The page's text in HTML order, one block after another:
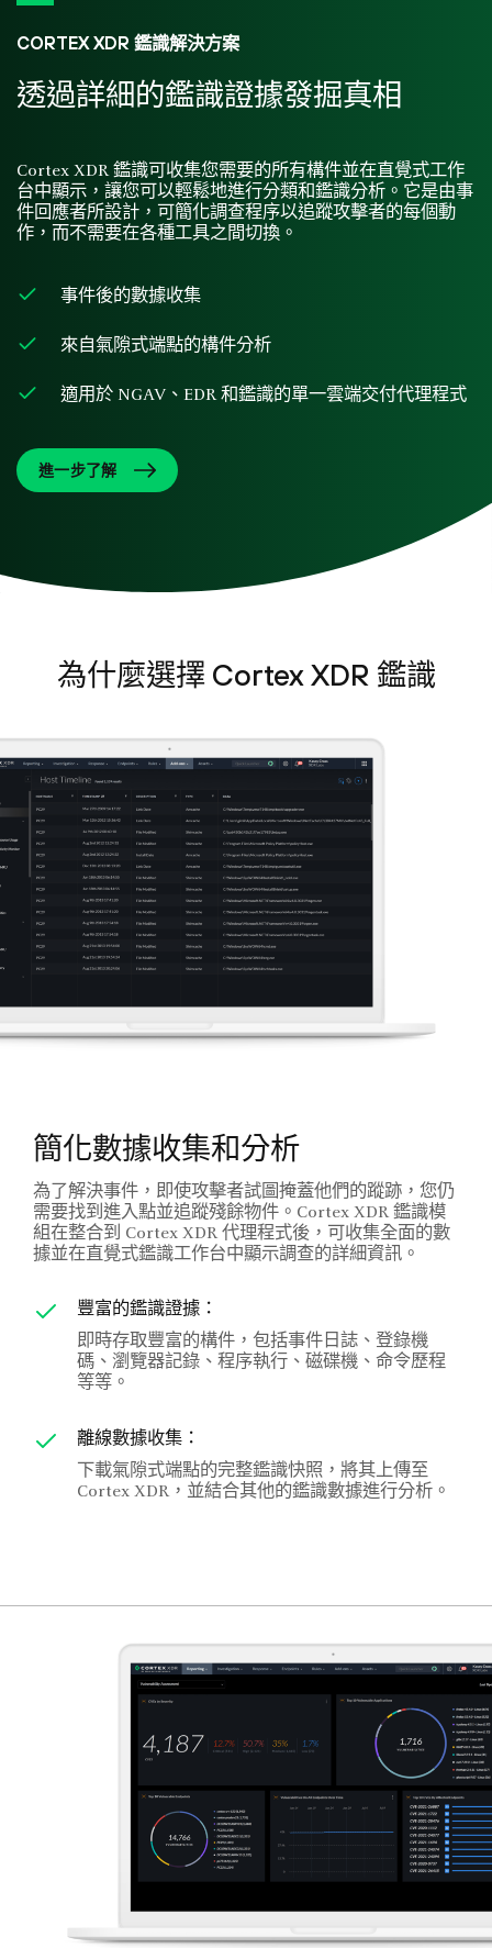
CORTEX XDR 鑑識解決方案
透過詳細的鑑識證據發掘真相
Cortex XDR 鑑識可收集您需要的所有構件並在直覺式工作
台中顯示，讓您可以輕鬆地進行分類和鑑識分析。它是由事
件回應者所設計，可簡化調查程序以追蹤攻擊者的每個動
作，而不需要在各種工具之間切換。
事件後的數據收集
來自氣隙式端點的構件分析
適用於 NGAV、EDR 和鑑識的單一雲端交付代理程式
進一步了解
為什麼選擇 Cortex XDR 鑑識
簡化數據收集和分析
為了解決事件，即使攻擊者試圖掩蓋他們的蹤跡，您仍
需要找到進入點並追蹤殘餘物件。Cortex XDR 鑑識模
組在整合到 Cortex XDR 代理程式後，可收集全面的數
據並在直覺式鑑識工作台中顯示調查的詳細資訊。
豐富的鑑識證據：
即時存取豐富的構件，包括事件日誌、登錄機
碼、瀏覽器記錄、程序執行、磁碟機、命令歷程
等等。
離線數據收集：
下載氣隙式端點的完整鑑識快照，將其上傳至
Cortex XDR，並結合其他的鑑識數據進行分析。